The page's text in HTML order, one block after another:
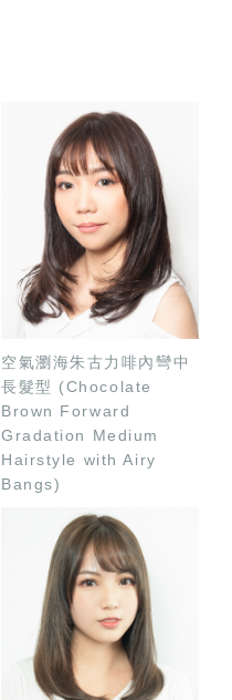
空氣瀏海朱古力啡內彎中
長髮型 (Chocolate
Brown Forward
Gradation Medium
Hairstyle with Airy
Bangs)